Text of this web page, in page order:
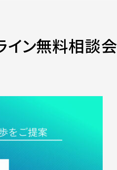
イン無料相談